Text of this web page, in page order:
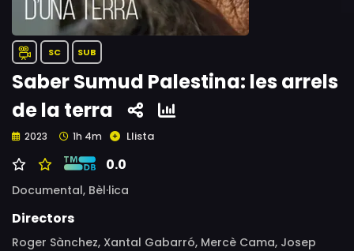
SC SUB
Saber Sumud Palestina: les arrels
de la terra
2023 1h 4m Llista
0.0
Documental, Bèl·lica
Directors
Roger Sànchez, Xantal Gabarró, Mercè Cama, Josep